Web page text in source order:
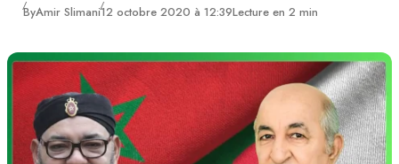
ByAmir Slimani12 octobre 2020 à 12:39Lecture en 2 min